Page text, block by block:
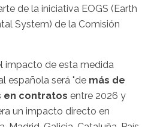
de la iniciativa EOGS (Earth
System) de la Comisión
impacto de esta medida
española será "de más de
en contratos entre 2026 y
un impacto directo en